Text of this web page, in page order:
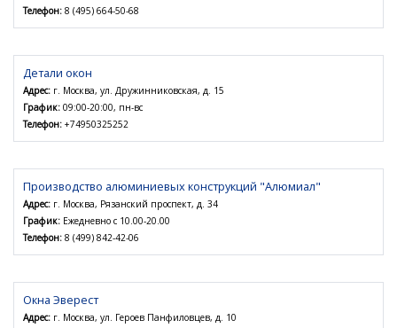
Телефон: 8 (495) 664-50-68
Детали окон
Адрес: г. Москва, ул. Дружинниковская, д. 15
График: 09:00-20:00, пн-вс
Телефон: +74950325252
Производство алюминиевых конструкций "Алюмиал"
Адрес: г. Москва, Рязанский проспект, д. 34
График: Ежедневно с 10.00-20.00
Телефон: 8 (499) 842-42-06
Окна Эверест
Адрес: г. Москва, ул. Героев Панфиловцев, д. 10